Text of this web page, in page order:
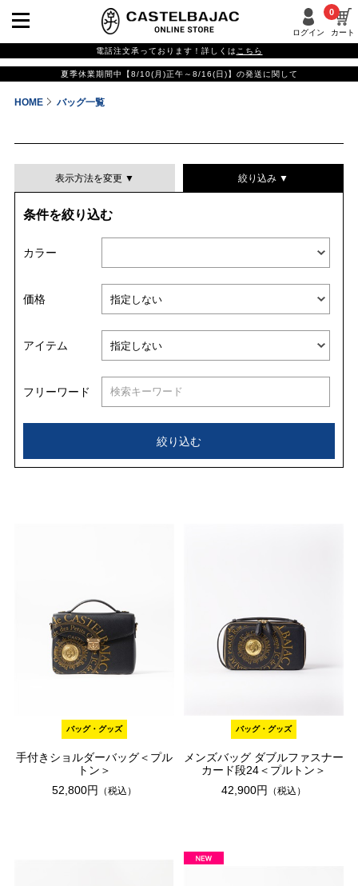
ログイン カート
0
電話注文承っております！詳しくは こちら
夏季休業期間中【8/10(月)正午～8/16(日)】の発送に関して
HOME バッグ一覧
表示方法を変更 ▼
並び替える
絞り込み ▼
条件を絞り込む
カラー
価格
アイテム
フリーワード
絞り込む
バッグ・グッズ
手付きショルダーバッグ＜プル
トン＞
52,800円
（税込）
バッグ・グッズ
メンズバッグ ダブルファスナー
カード段24＜プルトン＞
42,900円
（税込）